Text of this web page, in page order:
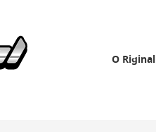
О Riginal